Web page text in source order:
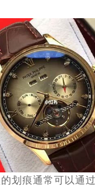
痕通常可以通过